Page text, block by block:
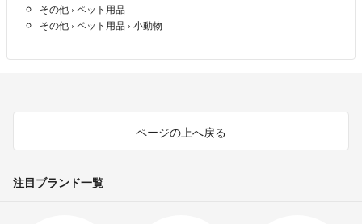
その他 › ペット用品
その他 › ペット用品 › 小動物
ページの上へ戻る
注目ブランド一覧